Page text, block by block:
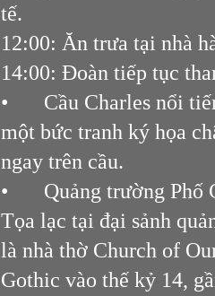
tế.
12:00: Ăn trưa tại nhà
14:00: Đoàn tiếp tục
•
Cầu Charles nổi
một bức tranh ký họa
ngay trên cầu.
•
Quảng trường Phố
Tọa lạc tại đại sảnh
là nhà thờ Church of
Gothic vào thế kỷ 14,